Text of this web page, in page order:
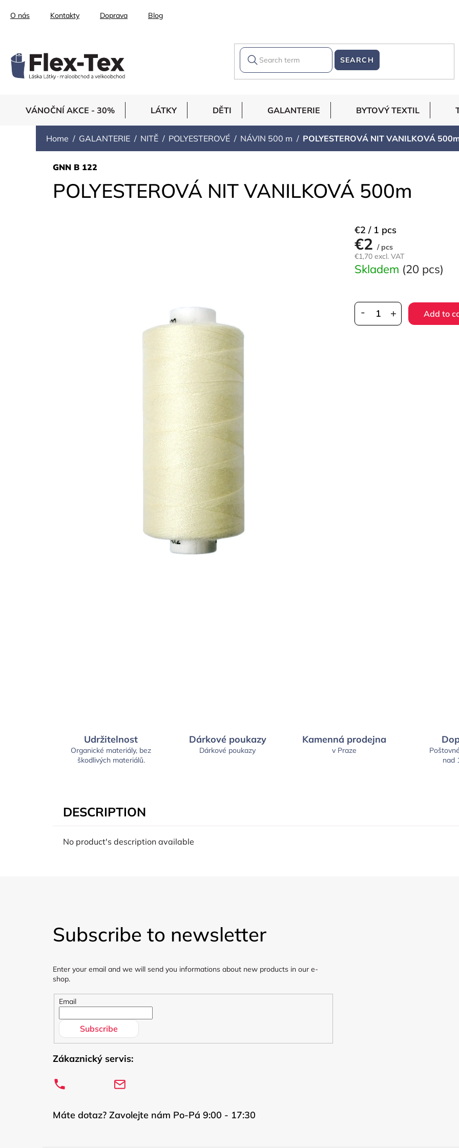
O nás Kontakty Doprava Blog
SEARCH
VÁNOČNÍ AKCE - 30% LÁTKY DĚTI GALANTERIE BYTOVÝ TEXTIL
Home GALANTERIE NITĚ POLYESTEROVÉ NÁVIN 500 m POLYESTEROVÁ NIT VANILKOVÁ
POLYESTEROVÁ NIT VANILKOVÁ 500m
GNN B 122
€2 / pcs
€1,70 excl. VAT
Measure
price:
€2 / 1 pcs
Skladem (20 pcs)
Add to
Udržitelnost
Organické materiály, bez
škodlivých materiálů.
Dárkové poukazy
Dárkové poukazy
Kamenná prodejna
v Praze
nad
DESCRIPTION
No product's description available
Subscribe to newsletter
Enter your email and we will send you informations about new products in our e-
shop.
Email
Subscribe
Zákaznický servis:
Máte dotaz? Zavolejte nám Po-Pá 9:00 - 17:30